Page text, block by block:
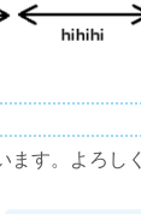
ます。よろしく